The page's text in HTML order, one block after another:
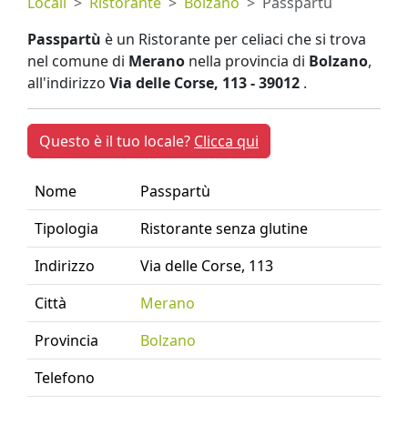
Passpartù è un Ristorante per celiaci che si trova
nel comune di Merano nella provincia di Bolzano,
all'indirizzo Via delle Corse, 113 - 39012 .
Questo è il tuo locale? Clicca qui
Nome
Passpartù
Tipologia
Ristorante senza glutine
Indirizzo
Via delle Corse, 113
Città
Merano
Provincia
Bolzano
Telefono